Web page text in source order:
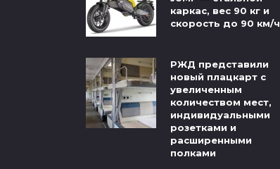
каркас, вес 90 кг и
скорость до 90 км/ч
РЖД представили
новый плацкарт с
увеличенным
количеством мест,
индивидуальными
розетками и
расширенными
полками